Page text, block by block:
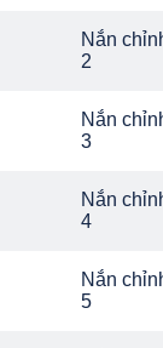
Nắn
2
Nắn
3
Nắn
4
Nắn
5